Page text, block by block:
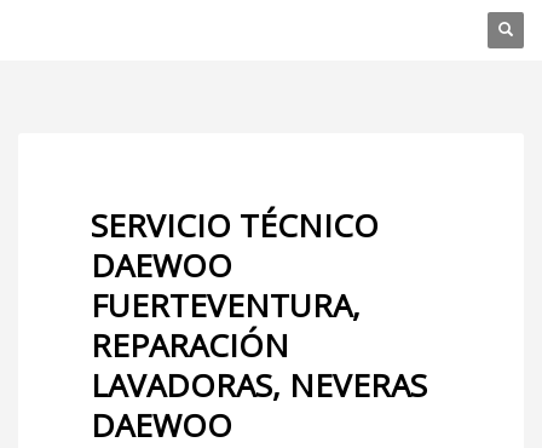
SERVICIO TÉCNICO
DAEWOO
FUERTEVENTURA,
REPARACIÓN
LAVADORAS, NEVERAS
DAEWOO